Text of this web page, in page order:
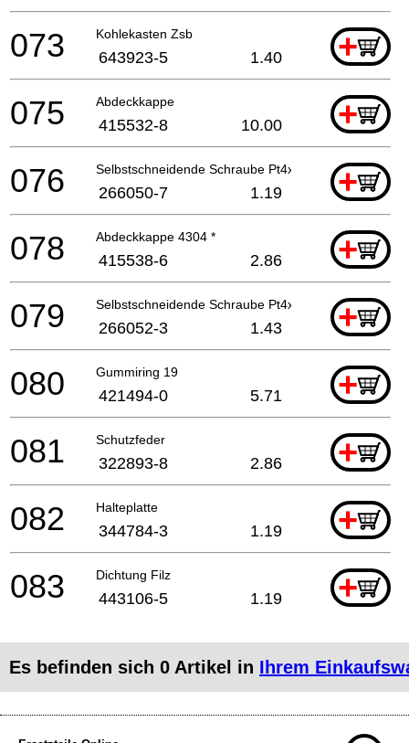
Kohlekasten Zsb +
073 643923-5 1.40
Abdeckkappe +
075 415532-8 10.00
Selbstschneidende Schraube Pt4x30 +
076 266050-7 1.19
Abdeckkappe 4304 * +
078 415538-6 2.86
Selbstschneidende Schraube Pt4x60 +
079 266052-3 1.43
Gummiring 19 +
080 421494-0 5.71
Schutzfeder +
081 322893-8 2.86
Halteplatte +
082 344784-3 1.19
Dichtung Filz +
083 443106-5 1.19
Es befinden sich 0 Artikel in Ihrem